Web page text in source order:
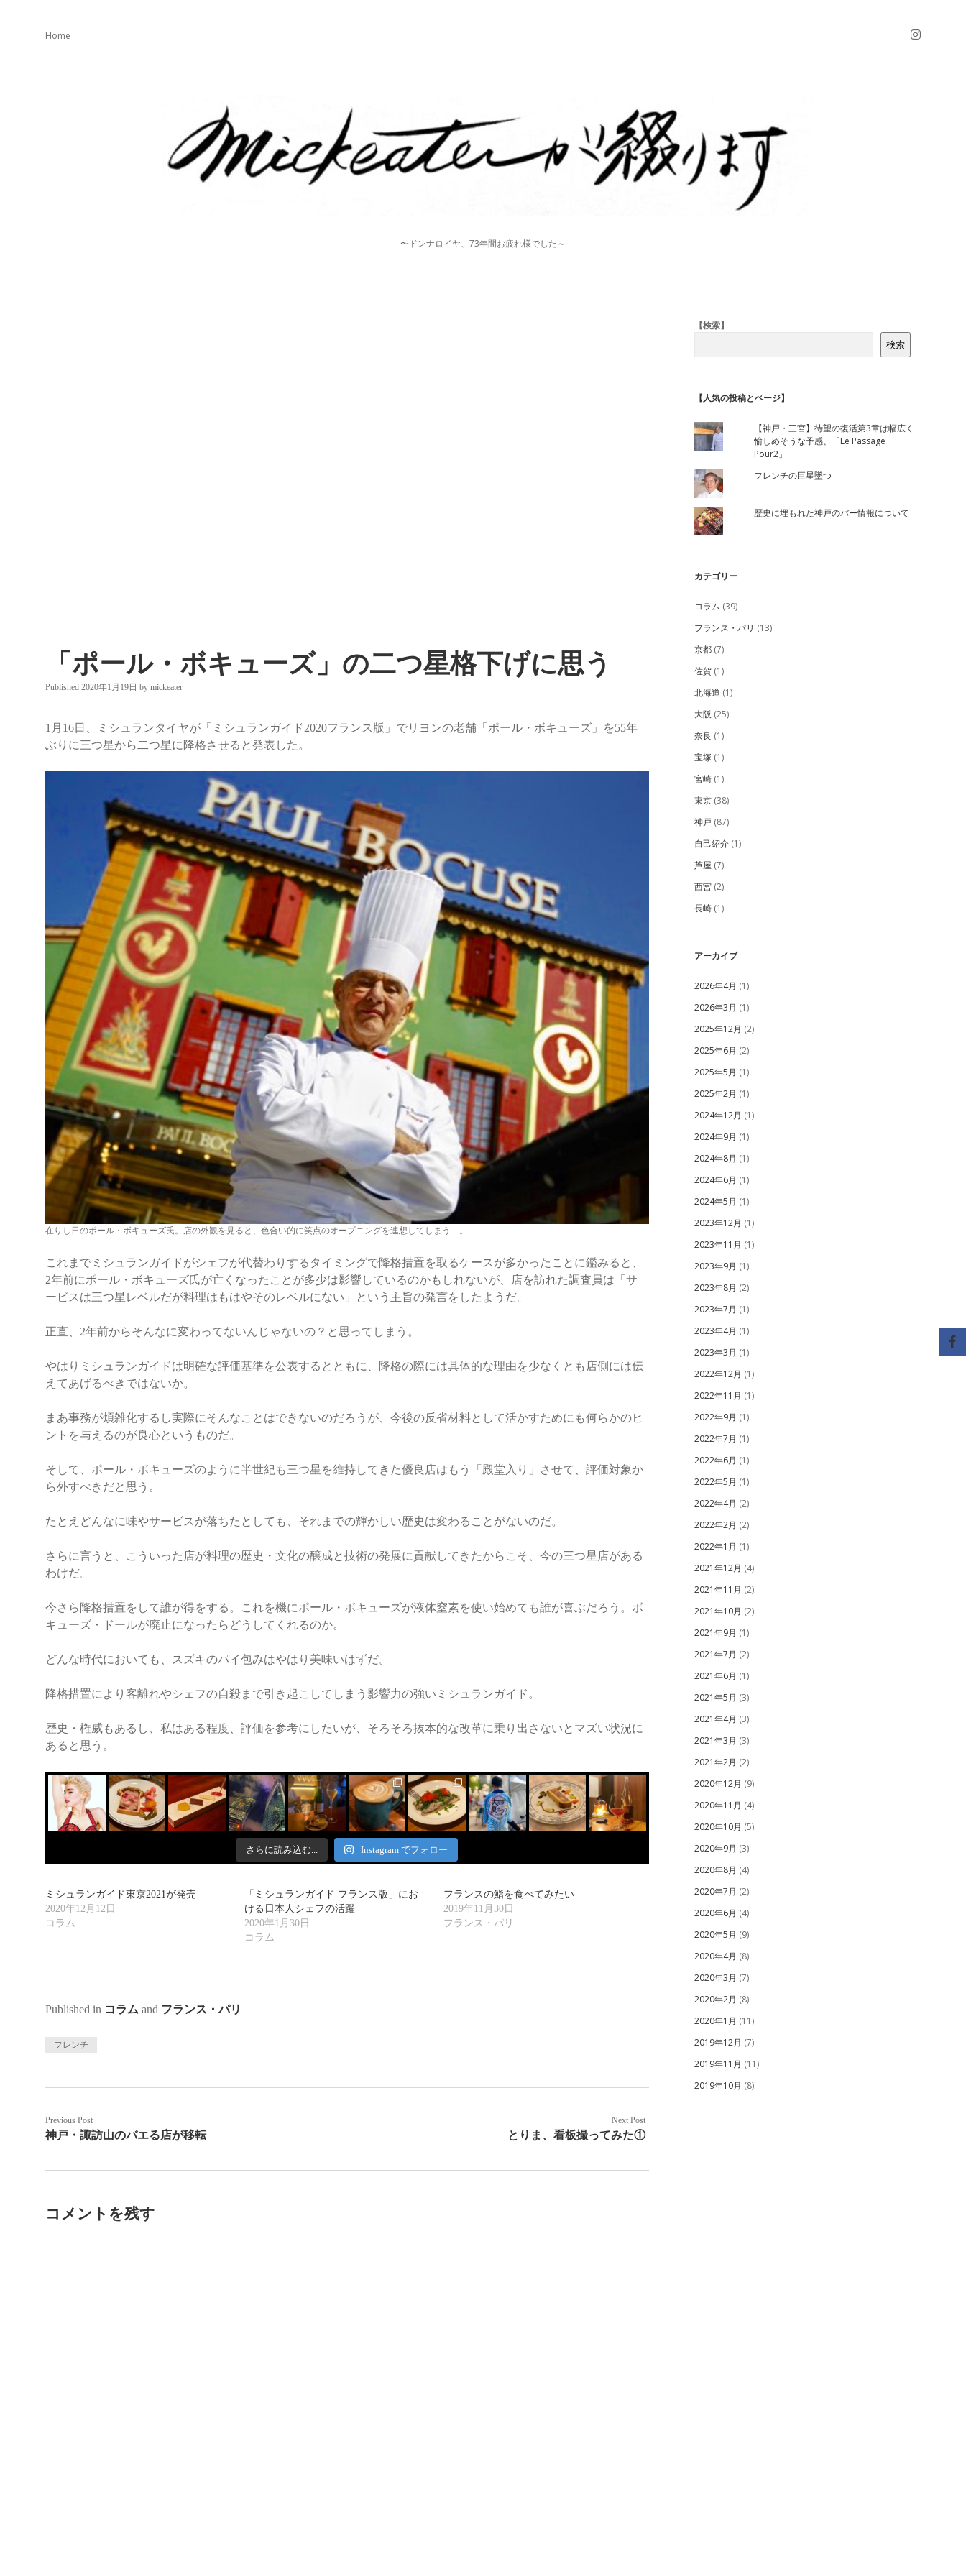
Home
mickeater
が
〜ドンナロイヤ、73年間お疲れ様でした～
「ポール・ボキューズ」の二つ星格下げに思う
Published 2020年1月19日 by mickeater
1月16日、ミシュランタイヤが「ミシュランガイド2020フランス版」でリヨンの老舗「ポール・ボキューズ」を55年
ぶりに三つ星から二つ星に降格させると発表した。
在りし日のポール・ボキューズ氏。店の外観を見ると、色合い的に笑点のオープニングを連想してしまう…。
これまでミシュランガイドがシェフが代替わりするタイミングで降格措置を取るケースが多かったことに鑑みると、
2年前にポール・ボキューズ氏が亡くなったことが多少は影響しているのかもしれないが、店を訪れた調査員は「サ
ービスは三つ星レベルだが料理はもはやそのレベルにない」という主旨の発言をしたようだ。
正直、2年前からそんなに変わってないんじゃないの？と思ってしまう。
やはりミシュランガイドは明確な評価基準を公表するとともに、降格の際には具体的な理由を少なくとも店側には伝
えてあげるべきではないか。
まあ事務が煩雑化するし実際にそんなことはできないのだろうが、今後の反省材料として活かすためにも何らかのヒ
ントを与えるのが良心というものだ。
そして、ポール・ボキューズのように半世紀も三つ星を維持してきた優良店はもう「殿堂入り」させて、評価対象か
ら外すべきだと思う。
たとえどんなに味やサービスが落ちたとしても、それまでの輝かしい歴史は変わることがないのだ。
さらに言うと、こういった店が料理の歴史・文化の醸成と技術の発展に貢献してきたからこそ、今の三つ星店がある
わけだ。
今さら降格措置をして誰が得をする。これを機にポール・ボキューズが液体窒素を使い始めても誰が喜ぶだろう。ボ
キューズ・ドールが廃止になったらどうしてくれるのか。
どんな時代においても、スズキのパイ包みはやはり美味いはずだ。
降格措置により客離れやシェフの自殺まで引き起こしてしまう影響力の強いミシュランガイド。
歴史・権威もあるし、私はある程度、評価を参考にしたいが、そろそろ抜本的な改革に乗り出さないとマズい状況に
あると思う。
さらに読み込む... Instagram でフォロー
ミシュランガイド東京2021が発売
2020年12月12日
コラム
「ミシュランガイド フランス版」にお
ける日本人シェフの活躍
2020年1月30日
コラム
フランスの鮨を食べてみたい
2019年11月30日
フランス・パリ
Published in コラム and フランス・パリ
フレンチ
Previous Post
神戸・諏訪山のバエる店が移転
Next Post
とりま、看板撮ってみた①
コメントを残す
Sidebar
【検索】
検索
【人気の投稿とページ】
【神戸・三宮】待望の復活第3章は幅広く
愉しめそうな予感、「Le Passage
Pour2」
フレンチの巨星墜つ
歴史に埋もれた神戸のバー情報について
カテゴリー
コラム (39)
フランス・パリ (13)
京都(7)
佐賀(1)
北海道 (1)
大阪 (25)
奈良 (1)
宝塚(1)
宮崎(1)
東京(38)
神戸 (87)
自己紹介(1)
芦屋 (7)
西宮(2)
長崎(1)
アーカイブ
2026年4月 (1)
2026年3月 (1)
2025年12月 (2)
2025年6月 (2)
2025年5月 (1)
2025年2月 (1)
2024年12月 (1)
2024年9月 (1)
2024年8月 (1)
2024年6月 (1)
2024年5月 (1)
2023年12月 (1)
2023年11月 (1)
2023年9月 (1)
2023年8月 (2)
2023年7月 (1)
2023年4月 (1)
2023年3月 (1)
2022年12月 (1)
2022年11月 (1)
2022年9月 (1)
2022年7月 (1)
2022年6月 (1)
2022年5月 (1)
2022年4月 (2)
2022年2月 (2)
2022年1月 (1)
2021年12月 (4)
2021年11月 (2)
2021年10月 (2)
2021年9月 (1)
2021年7月 (2)
2021年6月 (1)
2021年5月 (3)
2021年4月 (3)
2021年3月 (3)
2021年2月 (2)
2020年12月 (9)
2020年11月 (4)
2020年10月 (5)
2020年9月 (3)
2020年8月 (4)
2020年7月 (2)
2020年6月 (4)
2020年5月 (9)
2020年4月 (8)
2020年3月 (7)
2020年2月 (8)
2020年1月 (11)
2019年12月 (7)
2019年11月 (11)
2019年10月 (8)